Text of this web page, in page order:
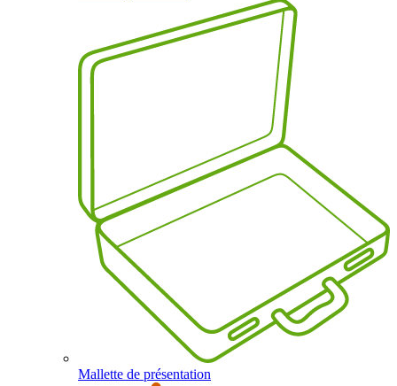
Mallette de présentation